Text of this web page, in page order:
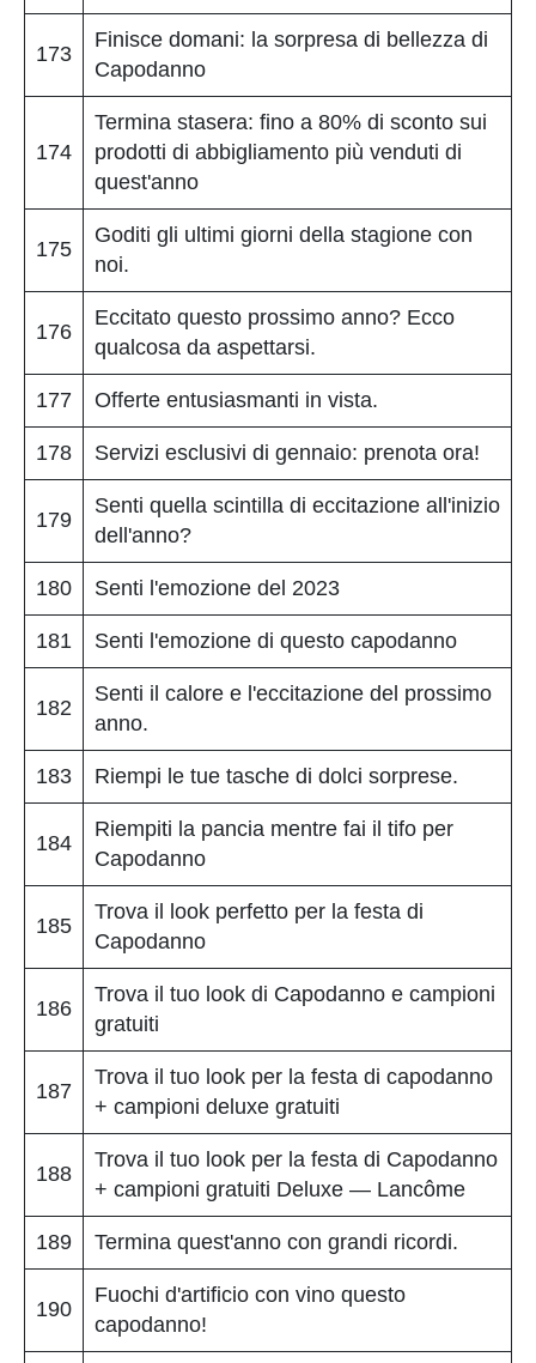
173
Finisce domani: la sorpresa di bellezza di
Capodanno
174
Termina stasera: fino a 80% di sconto sui
prodotti di abbigliamento più venduti di
quest'anno
175
Goditi gli ultimi giorni della stagione con
noi.
176
Eccitato questo prossimo anno? Ecco
qualcosa da aspettarsi.
177 Offerte entusiasmanti in vista.
178 Servizi esclusivi di gennaio: prenota ora!
179
Senti quella scintilla di eccitazione all'inizio
dell'anno?
180 Senti l'emozione del 2023
181 Senti l'emozione di questo capodanno
182
Senti il calore e l'eccitazione del prossimo
anno.
183 Riempi le tue tasche di dolci sorprese.
184
Riempiti la pancia mentre fai il tifo per
Capodanno
185
Trova il look perfetto per la festa di
Capodanno
186
Trova il tuo look di Capodanno e campioni
gratuiti
187
Trova il tuo look per la festa di capodanno
+ campioni deluxe gratuiti
188
Trova il tuo look per la festa di Capodanno
+ campioni gratuiti Deluxe — Lancôme
189 Termina quest'anno con grandi ricordi.
190
Fuochi d'artificio con vino questo
capodanno!